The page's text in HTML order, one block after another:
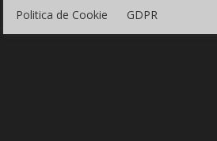
Politica de Cookie GDPR